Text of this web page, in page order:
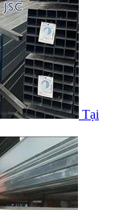
Tại